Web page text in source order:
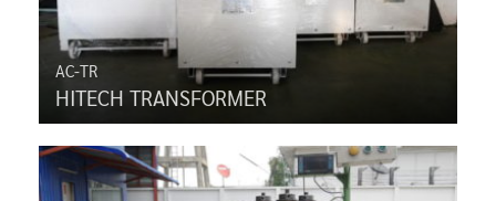
AC-TR
HITECH TRANSFORMER